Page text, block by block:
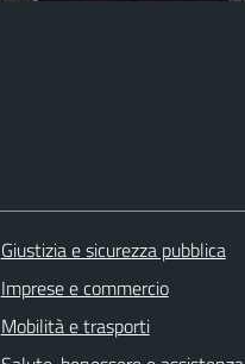
Giustizia e sicurezza pubblica
Imprese e commercio
Mobilità e trasporti